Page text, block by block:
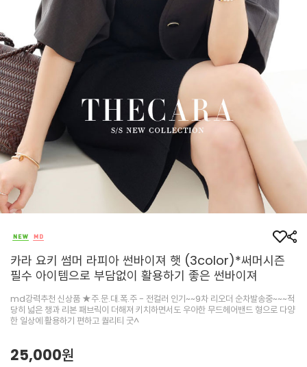
카라 요키 썸머 라피아 썬바이져 햇 (3color)*써머시즌
필수 아이템으로 부담없이 활용하기 좋은 썬바이져
md강력추천 신상품 ★주.문.대.폭.주 - 전컬러 인기~~9차 리오더 순차발송중~~~적
당히 넓은 챙과 리본 패브릭이 더해져 키치하면서도 우아한 무드헤어밴드 형으로 다양
한 일상에 활용하기 편하고 퀄리티 굿^
25,000원